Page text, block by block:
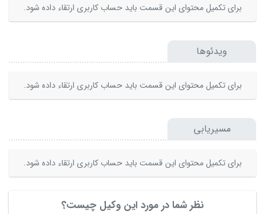
برای تکمیل محتوای این قسمت باید حساب کاربری ارتقاء داده شود.
ویدئوها
برای تکمیل محتوای این قسمت باید حساب کاربری ارتقاء داده شود.
مسیریابی
برای تکمیل محتوای این قسمت باید حساب کاربری ارتقاء داده شود.
نظر شما در مورد این وکیل چیست؟